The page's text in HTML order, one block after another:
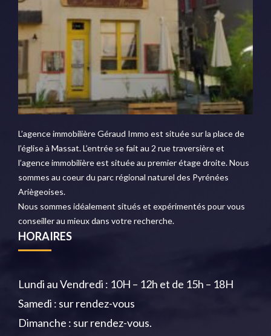
L’agence immobilière Géraud Immo est située sur la place de
l’église à Massat. L’entrée se fait au 2 rue traversière et
l’agence immobilière est située au premier étage droite. Nous
sommes au coeur du parc régional naturel des Pyrénées
Ariègeoises.
Nous sommes idéalement situés et expérimentés pour vous
conseiller au mieux dans votre recherche.
HORAIRES
Lundi au Vendredi : 10H – 12h et de 15h – 18H
Samedi : sur rendez-vous
Dimanche : sur rendez-vous.